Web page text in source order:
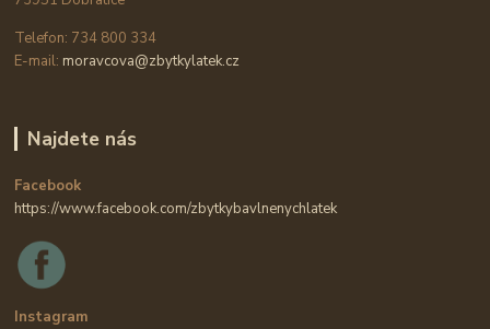
Telefon: 734 800 334
E-mail: moravcova@zbytkylatek.cz
Najdete nás
Facebook
https://www.facebook.com/zbytkybavlnenychlatek
Instagram